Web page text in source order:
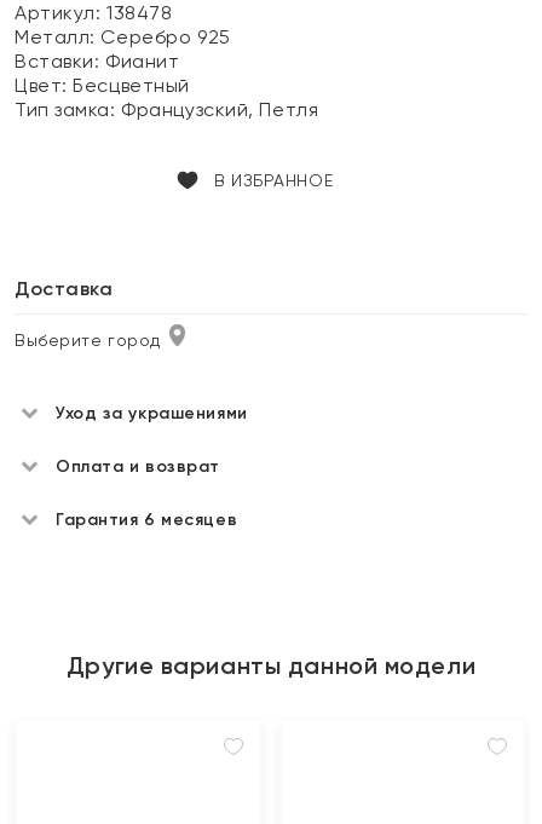
Артикул: 138478
Металл: Серебро 925
Вставки: Фианит
Цвет:Бесцветный
Тип замка: Французский, Петля
В ИЗБРАННОЕ
Доставка
Выберите город
Уход за украшениями
Оплата и возврат
Гарантия 6 месяцев
Другие варианты данной модели